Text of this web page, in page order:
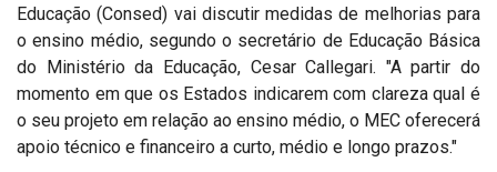
Educação (Consed) vai discutir medidas de melhorias para
o ensino médio, segundo o secretário de Educação Básica
do Ministério da Educação, Cesar Callegari. "A partir do
momento em que os Estados indicarem com clareza qual é
o seu projeto em relação ao ensino médio, o MEC oferecerá
apoio técnico e financeiro a curto, médio e longo prazos."